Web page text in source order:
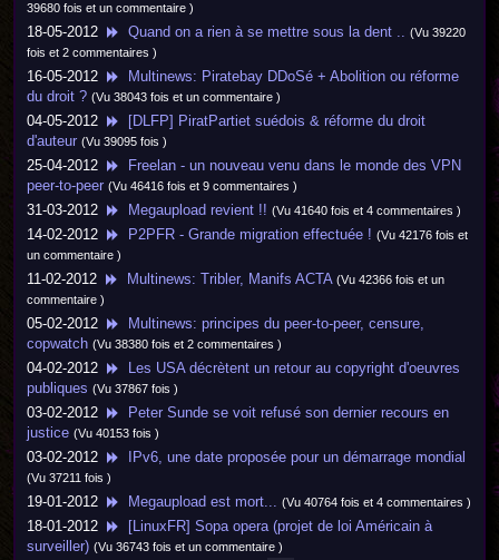
39680 fois et un commentaire )
18-05-2012 Quand on a rien à se mettre sous la dent .. (Vu 39220
fois et 2 commentaires )
16-05-2012
Multinews: Piratebay DDoSé + Abolition ou réforme
du droit ? (Vu 38043 fois et un commentaire )
04-05-2012
[DLFP] PiratPartiet suédois & réforme du droit
d'auteur (Vu 39095 fois )
25-04-2012
Freelan - un nouveau venu dans le monde des VPN
peer-to-peer (Vu 46416 fois et 9 commentaires )
31-03-2012 Megaupload revient !! (Vu 41640 fois et 4 commentaires )
14-02-2012 P2PFR - Grande migration effectuée ! (Vu 42176 fois et
un commentaire )
11-02-2012 Multinews: Tribler, Manifs ACTA (Vu 42366 fois et un
commentaire )
05-02-2012
Multinews: principes du peer-to-peer, censure,
copwatch (Vu 38380 fois et 2 commentaires )
04-02-2012
Les USA décrètent un retour au copyright d'oeuvres
publiques (Vu 37867 fois )
03-02-2012
Peter Sunde se voit refusé son dernier recours en
justice (Vu 40153 fois )
03-02-2012 IPv6, une date proposée pour un démarrage mondial
(Vu 37211 fois )
19-01-2012 Megaupload est mort... (Vu 40764 fois et 4 commentaires )
18-01-2012
[LinuxFR] Sopa opera (projet de loi Américain à
surveiller) (Vu 36743 fois et un commentaire )